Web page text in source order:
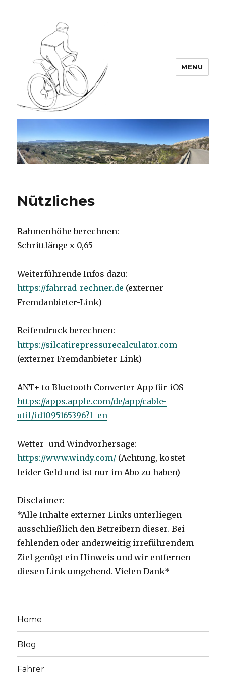
Team LEODIN
MENU
Nützliches
Rahmenhöhe berechnen:
Schrittlänge x 0,65
Weiterführende Infos dazu:
https://fahrrad-rechner.de (externer
Fremdanbieter-Link)
Reifendruck berechnen:
https://silcatirepressurecalculator.com
(externer Fremdanbieter-Link)
ANT+ to Bluetooth Converter App für iOS
https://apps.apple.com/de/app/cable-
util/id1095165396?l=en
Wetter- und Windvorhersage:
https://www.windy.com/ (Achtung, kostet
leider Geld und ist nur im Abo zu haben)
Disclaimer:
*Alle Inhalte externer Links unterliegen
ausschließlich den Betreibern dieser. Bei
fehlenden oder anderweitig irreführendem
Ziel genügt ein Hinweis und wir entfernen
diesen Link umgehend. Vielen Dank*
Home
Blog
Fahrer